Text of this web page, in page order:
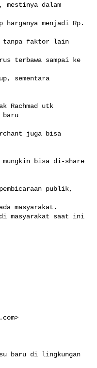
dalam
harganya menjadi Rp.
tanpa faktor lain
terbawa sampai ke
sementara
Rachmad utk
baru
juga bisa
bisa di-share
publik,
masyarakat.
masyarakat saat ini
>
baru di lingkungan